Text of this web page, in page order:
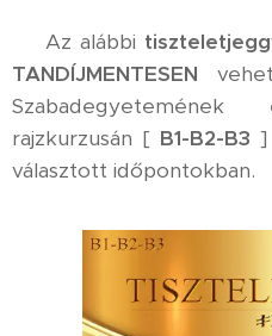
⚜️ Az alábbi
TANDÍJMENTESEN
rajzkurzusán [ B1-B2-B3 ]
választott időpontokban.